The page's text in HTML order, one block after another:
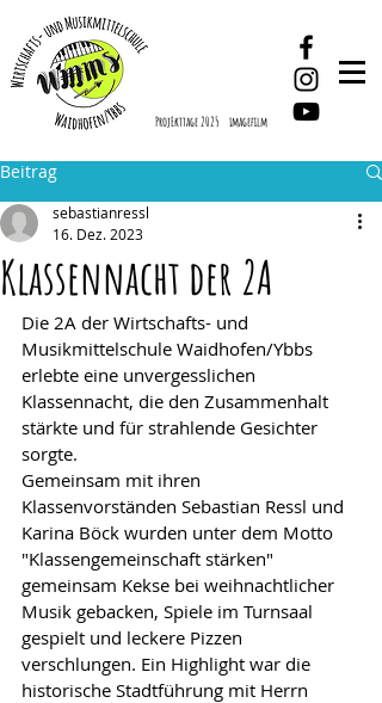
imagefilm
ProjEkttage 2025
Beitrag
Klassennacht der 2A
sebastianressl
16. Dez. 2023
Die 2A der Wirtschafts- und
Musikmittelschule Waidhofen/Ybbs
erlebte eine unvergesslichen
Klassennacht, die den Zusammenhalt
stärkte und für strahlende Gesichter
sorgte.
Gemeinsam mit ihren
Klassenvorständen Sebastian Ressl und
Karina Böck wurden unter dem Motto
"Klassengemeinschaft stärken"
gemeinsam Kekse bei weihnachtlicher
Musik gebacken, Spiele im Turnsaal
gespielt und leckere Pizzen
verschlungen. Ein Highlight war die
historische Stadtführung mit Herrn